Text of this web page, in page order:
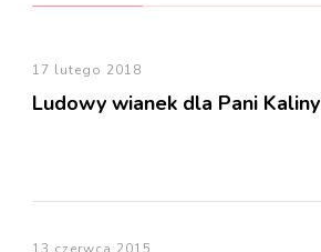
17 lutego 2018
Ludowy wianek dla Pani Kaliny